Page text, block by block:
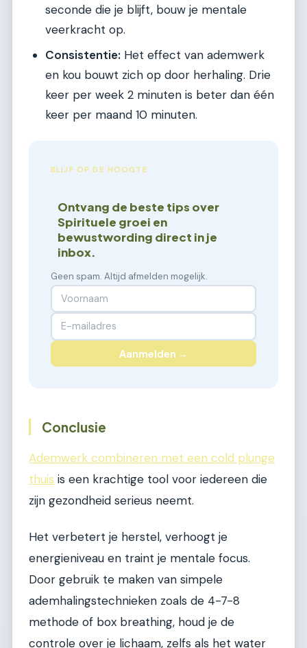
seconde die je blijft, bouw je mentale
veerkracht op.
Consistentie: Het effect van ademwerk
en kou bouwt zich op door herhaling. Drie
keer per week 2 minuten is beter dan één
keer per maand 10 minuten.
BLIJF OP DE HOOGTE
Ontvang de beste tips over
Spirituele groei en
bewustwording direct in je
inbox.
Geen spam. Altijd afmelden mogelijk.
Aanmelden →
Conclusie
Ademwerk combineren met een cold plunge
thuis is een krachtige tool voor iedereen die
zijn gezondheid serieus neemt.
Het verbetert je herstel, verhoogt je
energieniveau en traint je mentale focus.
Door gebruik te maken van simpele
ademhalingstechnieken zoals de 4-7-8
methode of box breathing, houd je de
controle over je lichaam, zelfs als het water